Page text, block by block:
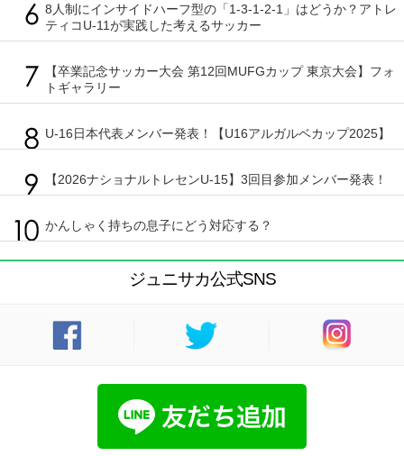
8人制にインサイドハーフ型の「1-3-1-2-1」はどうか？アトレ
ティコU-11が実践した考えるサッカー
【卒業記念サッカー大会 第12回MUFGカップ 東京大会】フォ
トギャラリー
U-16日本代表メンバー発表！【U16アルガルベカップ2025】
【2026ナショナルトレセンU-15】3回目参加メンバー発表！
かんしゃく持ちの息子にどう対応する？
ジュニサカ公式SNS